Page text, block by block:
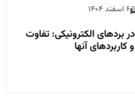
6 اسفند 1404
استانداردهای IPC در بردهای الکترونیکی: تفاوت